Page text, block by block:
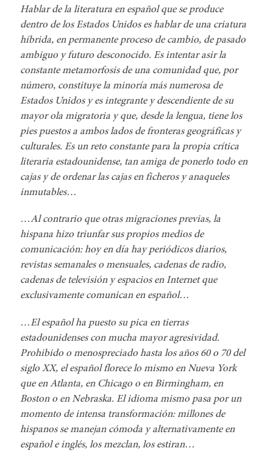
Hablar de la literatura en español que se produce
dentro de los Estados Unidos es hablar de una criatura
híbrida, en permanente proceso de cambio, de pasado
ambiguo y futuro desconocido. Es intentar asir la
constante metamorfosis de una comunidad que, por
número, constituye la minoría más numerosa de
Estados Unidos y es integrante y descendiente de su
mayor ola migratoria y que, desde la lengua, tiene los
pies puestos a ambos lados de fronteras geográficas y
culturales. Es un reto constante para la propia crítica
literaria estadounidense, tan amiga de ponerlo todo en
cajas y de ordenar las cajas en ficheros y anaqueles
inmutables…
…Al contrario que otras migraciones previas, la
hispana hizo triunfar sus propios medios de
comunicación: hoy en día hay periódicos diarios,
revistas semanales o mensuales, cadenas de radio,
cadenas de televisión y espacios en Internet que
exclusivamente comunican en español…
…El español ha puesto su pica en tierras
estadounidenses con mucha mayor agresividad.
Prohibido o menospreciado hasta los años 60 o 70 del
siglo XX, el español florece lo mismo en Nueva York
que en Atlanta, en Chicago o en Birmingham, en
Boston o en Nebraska. El idioma mismo pasa por un
momento de intensa transformación: millones de
hispanos se manejan cómoda y alternativamente en
español e inglés, los mezclan, los estiran…